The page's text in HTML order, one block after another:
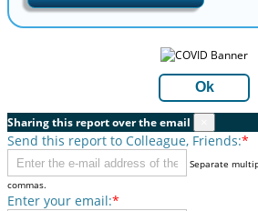
Ok
Sharing this report over the email
Send this report to Colleague, Friends:*
Separate
commas.
Enter your email:*